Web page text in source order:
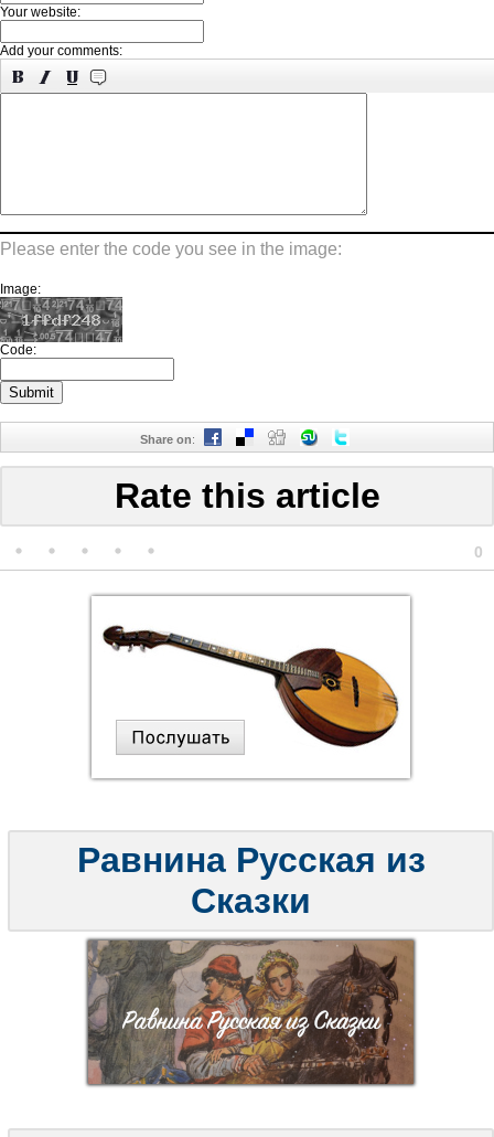
Your website:
Add your comments:
Please enter the code you see in the image:
Image:
Code:
Share on:
Rate this article
0
Равнина Русская из
Сказки